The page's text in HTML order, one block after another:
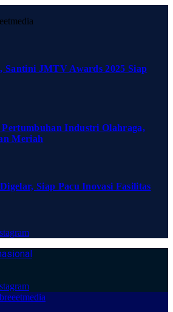
Santini JMTV Awards 2025 Siap
Industri Olahraga,
Meriah
Siap Pacu Inovasi Fasilitas